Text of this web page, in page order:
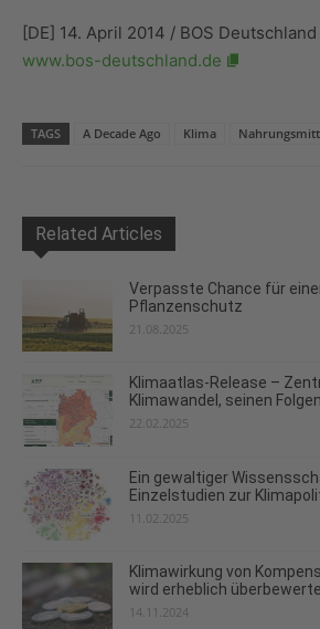
[DE] 14. April 2014 / BOS Deutschland
www.bos-deutschland.de
TAGS A Decade Ago Klima
Related Articles
Verpasste Chance für
Pflanzenschutz
21.08.2025
Klimaatlas-Release –
Klimawandel, seinen
22.02.2025
Ein gewaltiger
Einzelstudien zur
11.02.2025
Klimawirkung von
wird erheblich
14.11.2024